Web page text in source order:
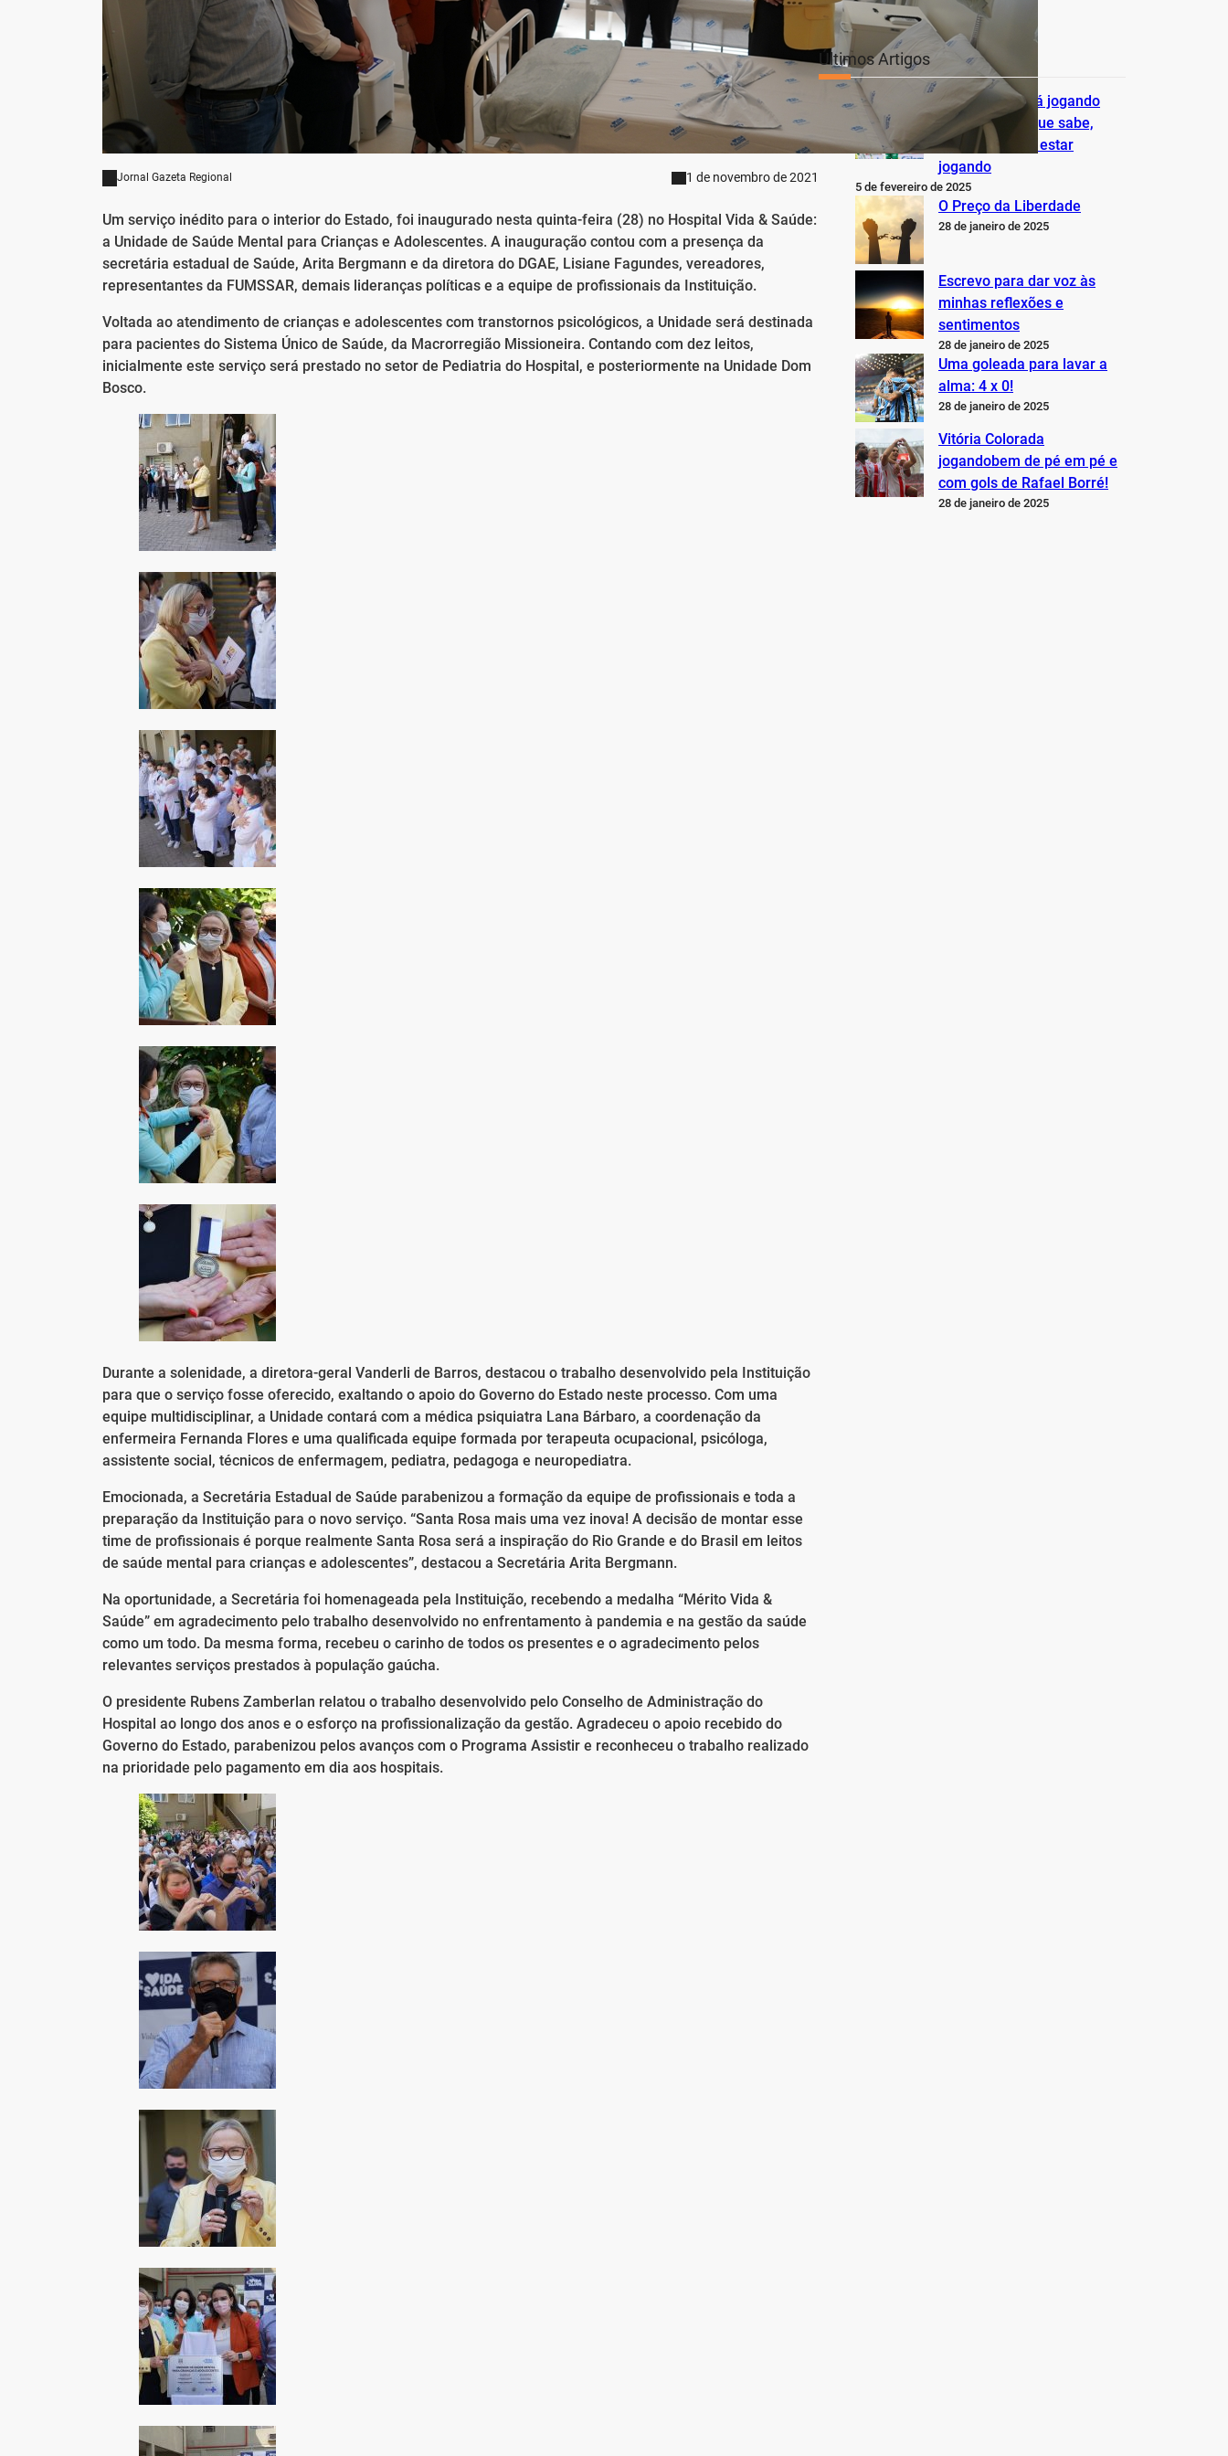
Jornal Gazeta Regional 1 de novembro de 2021
Um serviço inédito para o interior do Estado, foi inaugurado nesta quinta-feira (28) no Hospital Vida & Saúde:
a Unidade de Saúde Mental para Crianças e Adolescentes. A inauguração contou com a presença da
secretária estadual de Saúde, Arita Bergmann e da diretora do DGAE, Lisiane Fagundes, vereadores,
representantes da FUMSSAR, demais lideranças políticas e a equipe de profissionais da Instituição.
Voltada ao atendimento de crianças e adolescentes com transtornos psicológicos, a Unidade será destinada
para pacientes do Sistema Único de Saúde, da Macrorregião Missioneira. Contando com dez leitos,
inicialmente este serviço será prestado no setor de Pediatria do Hospital, e posteriormente na Unidade Dom
Bosco.
Durante a solenidade, a diretora-geral Vanderli de Barros, destacou o trabalho desenvolvido pela Instituição
para que o serviço fosse oferecido, exaltando o apoio do Governo do Estado neste processo. Com uma
equipe multidisciplinar, a Unidade contará com a médica psiquiatra Lana Bárbaro, a coordenação da
enfermeira Fernanda Flores e uma qualificada equipe formada por terapeuta ocupacional, psicóloga,
assistente social, técnicos de enfermagem, pediatra, pedagoga e neuropediatra.
Emocionada, a Secretária Estadual de Saúde parabenizou a formação da equipe de profissionais e toda a
preparação da Instituição para o novo serviço. “Santa Rosa mais uma vez inova! A decisão de montar esse
time de profissionais é porque realmente Santa Rosa será a inspiração do Rio Grande e do Brasil em leitos
de saúde mental para crianças e adolescentes”, destacou a Secretária Arita Bergmann.
Na oportunidade, a Secretária foi homenageada pela Instituição, recebendo a medalha “Mérito Vida &
Saúde” em agradecimento pelo trabalho desenvolvido no enfrentamento à pandemia e na gestão da saúde
como um todo. Da mesma forma, recebeu o carinho de todos os presentes e o agradecimento pelos
relevantes serviços prestados à população gaúcha.
O presidente Rubens Zamberlan relatou o trabalho desenvolvido pelo Conselho de Administração do
Hospital ao longo dos anos e o esforço na profissionalização da gestão. Agradeceu o apoio recebido do
Governo do Estado, parabenizou pelos avanços com o Programa Assistir e reconheceu o trabalho realizado
na prioridade pelo pagamento em dia aos hospitais.
Últimos Artigos
O Inter não está jogando
nem perto do que sabe,
pode e deveria estar
jogando
5 de fevereiro de 2025
O Preço da Liberdade
28 de janeiro de 2025
Escrevo para dar voz às
minhas reflexões e
sentimentos
28 de janeiro de 2025
Uma goleada para lavar a
alma: 4 x 0!
28 de janeiro de 2025
Vitória Colorada
jogandobem de pé em pé e
com gols de Rafael Borré!
28 de janeiro de 2025